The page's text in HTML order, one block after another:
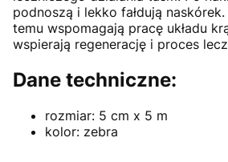
podnoszą i lekko fałdują
temu wspomagają pracę układu
wspierają regenerację i proces
Dane techniczne:
rozmiar: 5 cm x 5 m
kolor: zebra